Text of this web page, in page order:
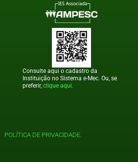
Consulte aqui o cadastro da
Instituição no Sistema e-Mec. Ou, se
preferir,clique aqui.
POLÍTICA DE PRIVACIDADE.